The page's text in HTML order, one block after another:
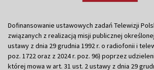
Dofinansowanie ustawowych zadań Telewizji
związanych z realizacją misji publicznej
ustawy z dnia 29 grudnia 1992 r. o radiofonii i
poz. 1722 oraz z 2024 r. poz. 96) poprzez
której mowa w art. 31 ust. 2 ustawy z dnia 29